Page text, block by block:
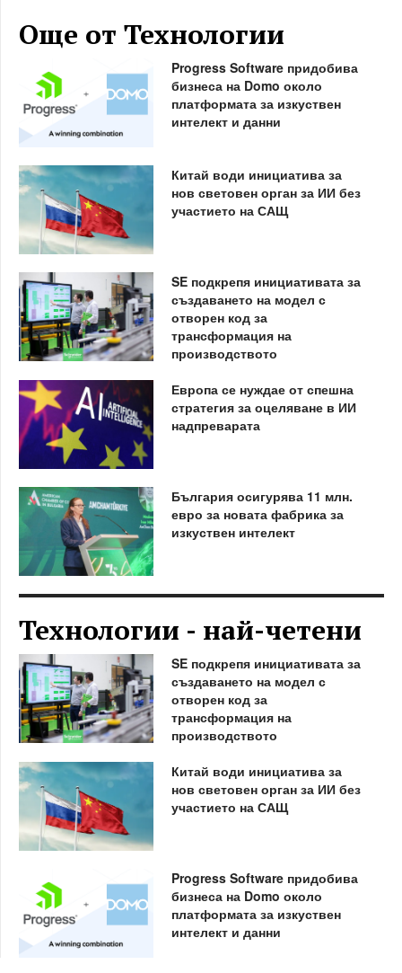
Още от Технологии
Progress Software придобива
бизнеса на Domo около
платформата за изкуствен
интелект и данни
Китай води инициатива за
нов световен орган за ИИ без
участието на САЩ
SE подкрепя инициативата за
създаването на модел с
отворен код за
трансформация на
производството
Европа се нуждае от спешна
стратегия за оцеляване в ИИ
надпреварата
България осигурява 11 млн.
евро за новата фабрика за
изкуствен интелект
Технологии - най-четени
SE подкрепя инициативата за
създаването на модел с
отворен код за
трансформация на
производството
Китай води инициатива за
нов световен орган за ИИ без
участието на САЩ
Progress Software придобива
бизнеса на Domo около
платформата за изкуствен
интелект и данни